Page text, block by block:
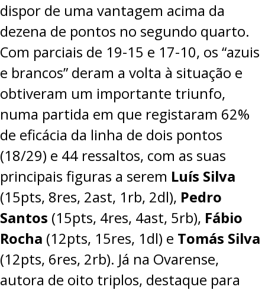
dispor de uma vantagem acima da
dezena de pontos no segundo quarto.
Com parciais de 19-15 e 17-10, os “azuis
e brancos” deram a volta à situação e
obtiveram um importante triunfo,
numa partida em que registaram 62%
de eficácia da linha de dois pontos
(18/29) e 44 ressaltos, com as suas
principais figuras a serem Luís Silva
(15pts, 8res, 2ast, 1rb, 2dl), Pedro
Santos (15pts, 4res, 4ast, 5rb), Fábio
Rocha (12pts, 15res, 1dl) e Tomás Silva
(12pts, 6res, 2rb). Já na Ovarense,
autora de oito triplos, destaque para